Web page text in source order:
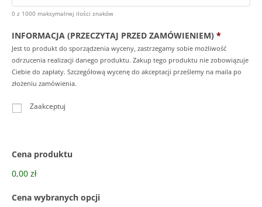
0 z 1000 maksymalnej ilości znaków
INFORMACJA (PRZECZYTAJ PRZED ZAMÓWIENIEM) *
Jest to produkt do sporządzenia wyceny, zastrzegamy sobie możliwość
odrzucenia realizacji danego produktu. Zakup tego produktu nie zobowiązuje
Ciebie do zapłaty. Szczegółową wycenę do akceptacji prześlemy na maila po
złożeniu zamówienia.
Zaakceptuj
Cena produktu
0,00 zł
Cena wybranych opcji